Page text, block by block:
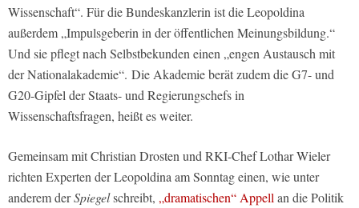
Wissenschaft“. Für die Bundeskanzlerin ist die Leopoldina
außerdem „Impulsgeberin in der öffentlichen Meinungsbildung.“
Und sie pflegt nach Selbstbekunden einen „engen Austausch mit
der Nationalakademie“. Die Akademie berät zudem die G7- und
G20-Gipfel der Staats- und Regierungschefs in
Wissenschaftsfragen, heißt es weiter.
Gemeinsam mit Christian Drosten und RKI-Chef Lothar Wieler
richten Experten der Leopoldina am Sonntag einen, wie unter
anderem derSpiegelschreibt, „dramatischen“ Appell an die Politik